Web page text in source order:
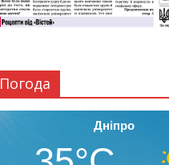
Погода
Дніпро